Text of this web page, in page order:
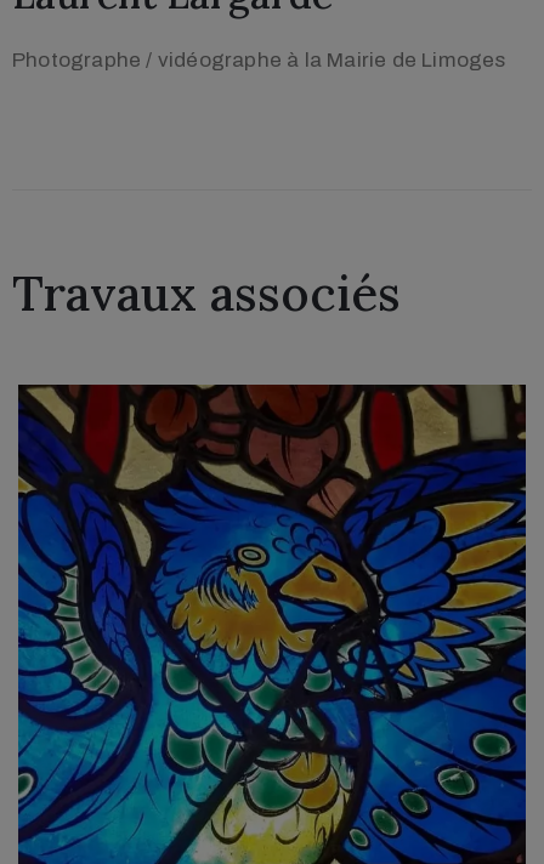
Photographe / vidéographe à la Mairie de Limoges
Travaux associés